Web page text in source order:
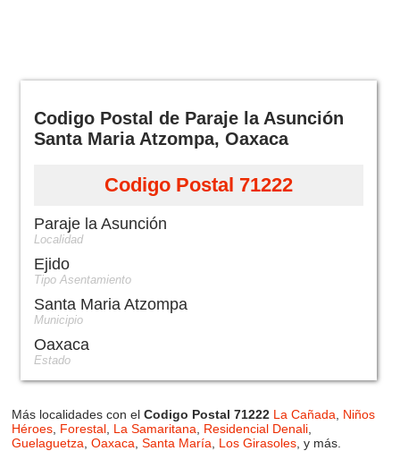
Codigo Postal de Paraje la Asunción
Santa Maria Atzompa, Oaxaca
Codigo Postal 71222
Paraje la Asunción
Localidad
Ejido
Tipo Asentamiento
Santa Maria Atzompa
Municipio
Oaxaca
Estado
Más localidades con el Codigo Postal 71222 La Cañada
Niños
Héroes Forestal La Samaritana Residencial Denali
Guelaguetza Oaxaca Santa María Los Girasoles , y más.